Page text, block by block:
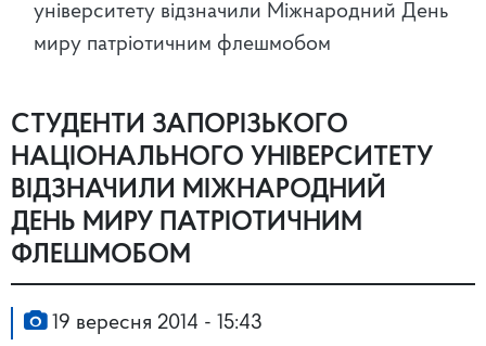
університету відзначили Міжнародний День
миру патріотичним флешмобом
СТУДЕНТИ ЗАПОРІЗЬКОГО
НАЦІОНАЛЬНОГО УНІВЕРСИТЕТУ
ВІДЗНАЧИЛИ МІЖНАРОДНИЙ
ДЕНЬ МИРУ ПАТРІОТИЧНИМ
ФЛЕШМОБОМ
19 вересня 2014 - 15:43